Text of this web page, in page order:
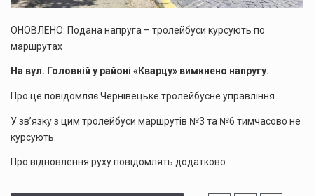
ОНОВЛЕНО: Подана напруга – тролейбуси курсують по
маршрутах
На вул. Головній у районі «Кварцу» вимкнено напругу.
Про це повідомляє Чернівецьке тролейбусне управління.
У зв’язку з цим тролейбуси маршрутів №3 та №6 тимчасово не
курсують.
Про відновлення руху повідомлять додатково.